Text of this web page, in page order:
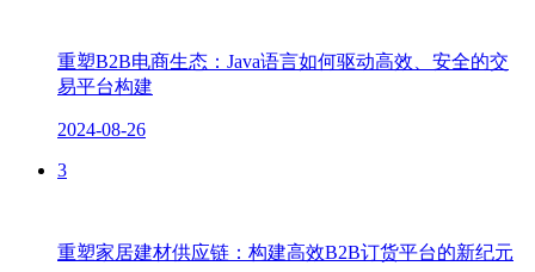
重塑B2B电商生态：Java语言如何驱动高效、安全的交
易平台构建
2024-08-26
3
重塑家居建材供应链：构建高效B2B订货平台的新纪元